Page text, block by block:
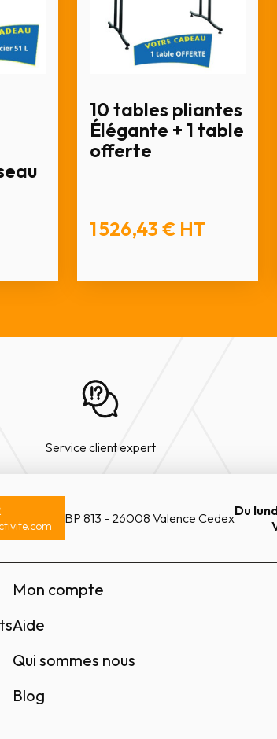
10 tables pliantes
Élégante + 1 table
offerte
1 526,43 € HT
Service client expert
BP 813 - 26008 Valence CedexDu
Mon compte
Aide
Qui sommes nous
Blog